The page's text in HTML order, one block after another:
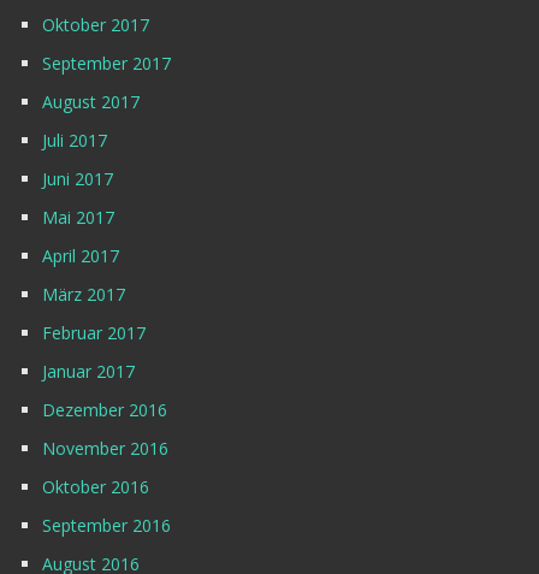
Oktober 2017
September 2017
August 2017
Juli 2017
Juni 2017
Mai 2017
April 2017
März 2017
Februar 2017
Januar 2017
Dezember 2016
November 2016
Oktober 2016
September 2016
August 2016